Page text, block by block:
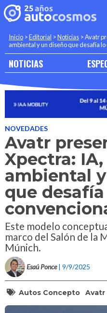
Inicio >Editorial >Noticias >Avatr
ambiental y un diseño que desafía
NOTICIAS
NOVEDADES
Avatr
Xpectra:
ambiental
que
Este modelo
marco del Salón de la
Múnich.
Esaú Ponce | 9/9/2025
Autos Concepto Avatr